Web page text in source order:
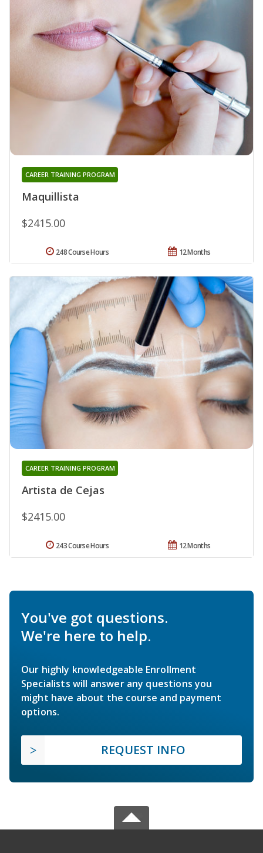
Maquillista
CAREER TRAINING PROGRAM
$2415.00
12 Months
248 Course Hours
Artista de Cejas
CAREER TRAINING PROGRAM
$2415.00
12 Months
243 Course Hours
You've got questions.
We're here to help.
Our highly knowledgeable Enrollment
Specialists will answer any questions you
might have about the course and payment
options.
REQUEST INFO